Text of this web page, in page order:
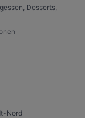
Desserts,
Nord